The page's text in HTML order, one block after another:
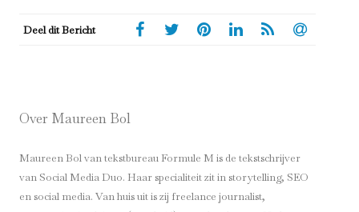
Deel dit Bericht
Over Maureen Bol
Maureen Bol van tekstbureau Formule M is de tekstschrijver
van Social Media Duo. Haar specialiteit zit in storytelling, SEO
en social media. Van huis uit is zij freelance journalist,